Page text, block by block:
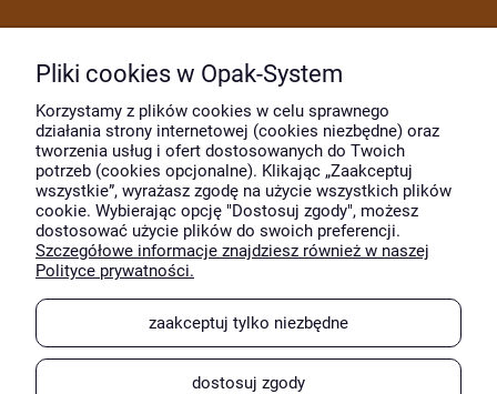
Moje konto
O firmie
Wyróżnili nas
Pliki cookies w Opak-System
Korzystamy z plików cookies w celu sprawnego
działania strony internetowej (cookies niezbędne) oraz
tworzenia usług i ofert dostosowanych do Twoich
potrzeb (cookies opcjonalne). Klikając „Zaakceptuj
wszystkie”, wyrażasz zgodę na użycie wszystkich plików
cookie. Wybierając opcję "Dostosuj zgody", możesz
dostosować użycie plików do swoich preferencji.
Szczegółowe informacje znajdziesz również w naszej
Polityce prywatności.
zaakceptuj tylko niezbędne
dostosuj zgody